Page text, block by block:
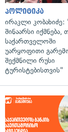
პოლიტიკა
ირაკლი კობახიძე:
შინაარსი
საქართველოში
უარყოფითი
შექმნილი რუსი
ტურისტებისთვის"